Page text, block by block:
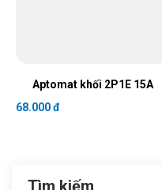
Aptomat khối 2P1E 15A
68.000 đ
Tìm kiếm